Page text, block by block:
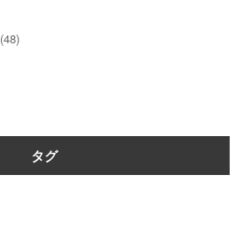
(48)
タグ